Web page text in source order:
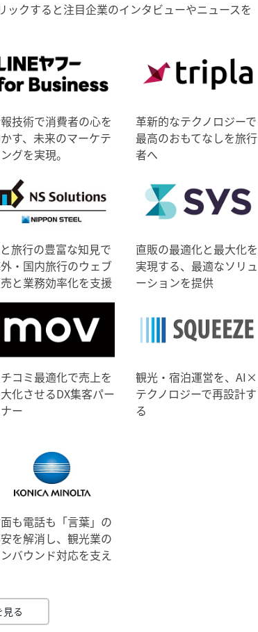
クすると注目企業のインタビューやニュースを
技術で消費者の心を
す、未来のマーケテ
グを実現。
革新的なテクノロジーで
最高のおもてなしを旅行
者へ
旅行の豊富な知見で
・国内旅行のウェブ
と業務効率化を支援
直販の最適化と最大化を
実現する、最適なソリュ
ーションを提供
コミ最適化で売上を
化させるDX集客パー
ー
観光・宿泊運営を、AI×
テクノロジーで再設計す
る
も電話も「言葉」の
を解消し、観光業の
バウンド対応を支え
る